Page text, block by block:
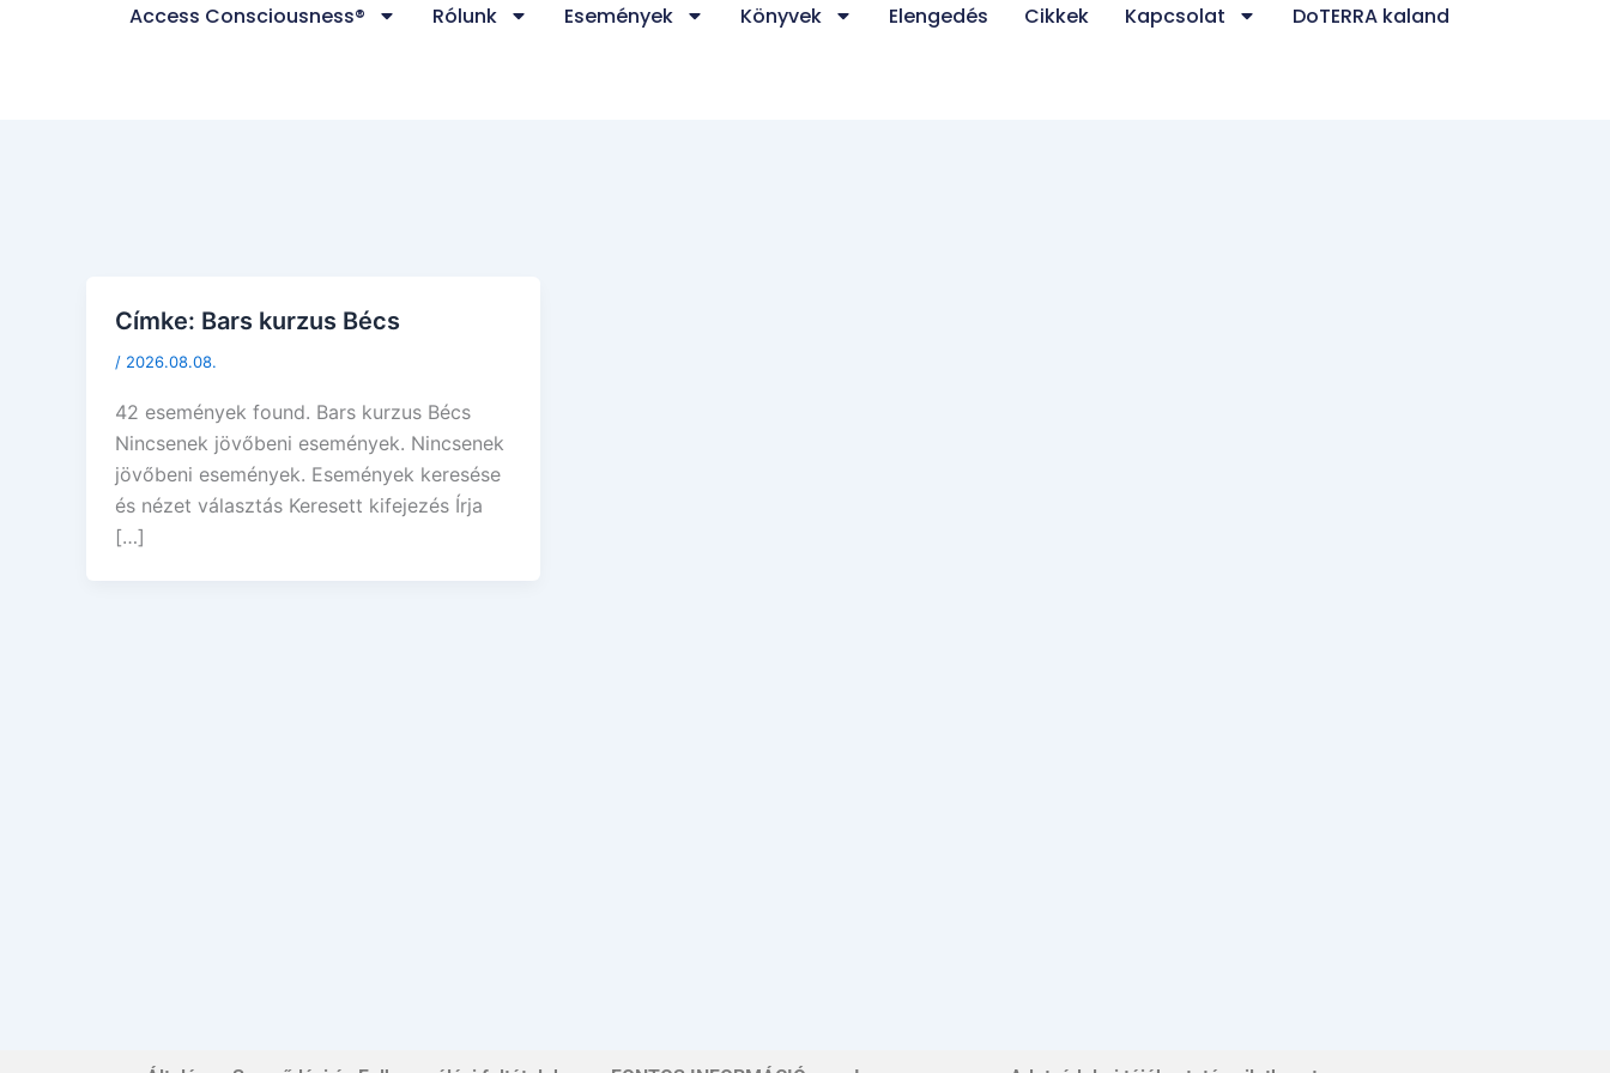
Access Consciousness® Rólunk Események Könyvek Elengedés Cikkek Kapcsolat DoTERRA kaland
Címke: Bars kurzus Bécs
/ 2026.08.08.
42 események found. Bars kurzus Bécs
Nincsenek jövőbeni események. Nincsenek
jövőbeni események. Események keresése
és nézet választás Keresett kifejezés Írja
[…]